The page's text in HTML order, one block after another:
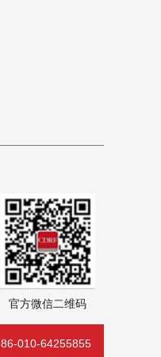
官方微信二维码
86-010-64255855